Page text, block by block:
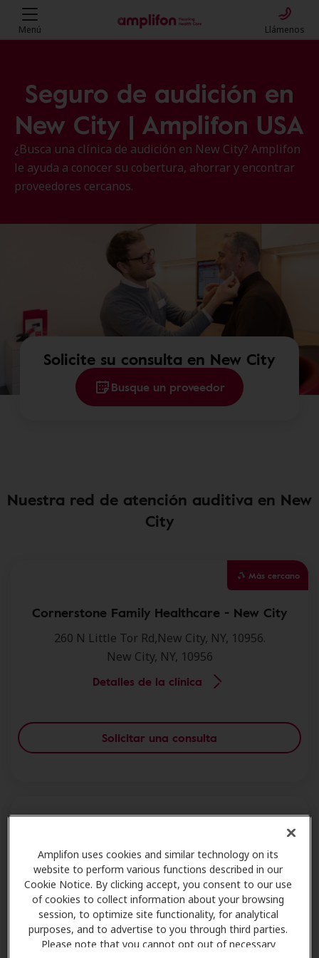
Amplifon uses cookies and similar technology on its
website to perform various functions described in our
Cookie Notice. By clicking accept, you consent to our use
of cookies to collect information about your browsing
session, to optimize site functionality, for analytical
purposes, and to advertise to you through third parties.
Please note that you cannot opt out of necessary
Menú Llámenos
Seguro de audición en
New City | Amplifon USA
¿Busca una clínica de audición en New City? Amplifon
le ayuda a conocer su cobertura, ahorrar y encontrar
proveedores cercanos.
Solicite su consulta en New City
Busque un proveedor
Nuestra red de atención auditiva en New
City
Más cercano
Cornerstone Family Healthcare - New City
260 N Little Tor Rd,New City, NY, 10956.
New City, NY, 10956
Detalles de la clínica
Solicitar una consulta
Beltone Hearing Aid Centers - New City
365 S Main St,New City, NY, 10956.
New City, NY, 10956
Detalles de la clínica